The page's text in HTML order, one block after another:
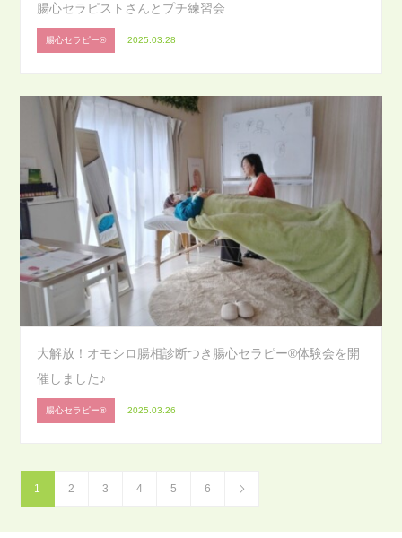
腸心セラピストさんとプチ練習会
腸心セラピー® 2025.03.28
大解放！オモシロ腸相診断つき腸心セラピー®体験会を開
催しました♪
腸心セラピー® 2025.03.26
1 2 3 4 5 6